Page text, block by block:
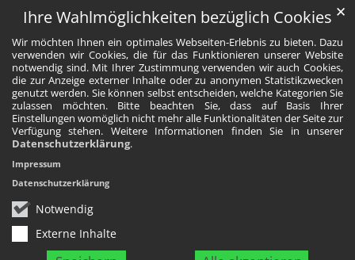
Ihre Wahlmöglichkeiten bezüglich Cookies
Wir möchten Ihnen ein optimales Webseiten-Erlebnis zu bieten. Dazu
verwenden wir Cookies, die für das Funktionieren unserer Website
notwendig sind. Mit Ihrer Zustimmung verwenden wir auch Cookies,
die zur Anzeige externer Inhalte oder zu anonymen Statistikzwecken
genutzt werden. Sie können selbst entscheiden, welche Kategorien Sie
zulassen möchten. Bitte beachten Sie, dass auf Basis Ihrer
Einstellungen womöglich nicht mehr alle Funktionalitäten der Seite zur
Verfügung stehen. Weitere Informationen finden Sie in unserer
Datenschutzerklärung.
Notwendig
Externe Inhalte
✕
Impressum
Datenschutzerklärung